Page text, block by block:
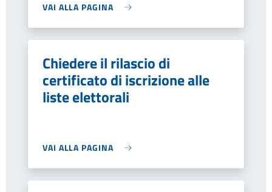
VAI ALLA PAGINA
Chiedere il rilascio di
certificato di iscrizione alle
liste elettorali
VAI ALLA PAGINA